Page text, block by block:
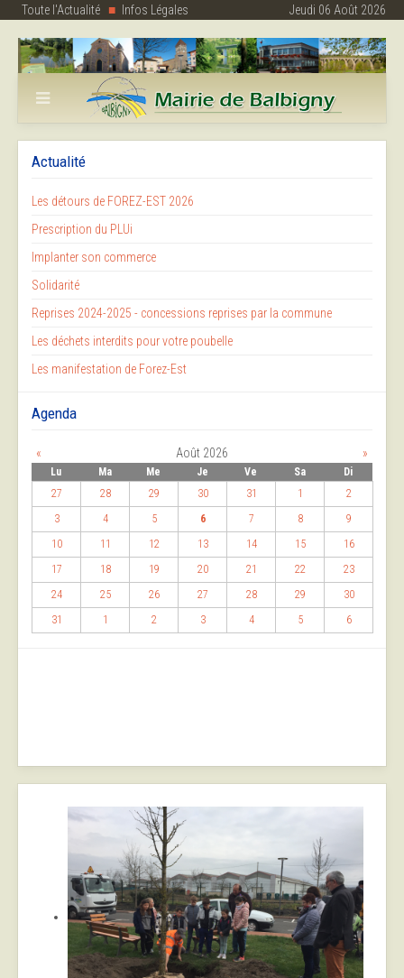
Toute l'Actualité Infos Légales Jeudi 06 Août 2026
Actualité
Les détours de FOREZ-EST 2026
Prescription du PLUi
Implanter son commerce
Solidarité
Reprises 2024-2025 - concessions reprises par la commune
Les déchets interdits pour votre poubelle
Les manifestation de Forez-Est
Agenda
« Août 2026 »
Lu Ma Me Je Ve Sa
Di
27
28 29 30 31 1
2
3
4 5 6 7 8
9
10
11 12 13 14 15
16
17
18 19 20 21 22
23
24
25 26 27 28 29
30
31
1 2 3 4 5 6